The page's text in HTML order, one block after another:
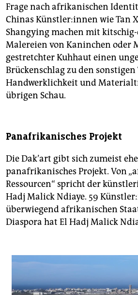
Frage nach afrikanischen
Chinas Künst­le­r:in­nen wie Tan
Shangying machen mit
Malereien von Kaninchen oder
gestretchter Kuhhaut einen
Brückenschlag zu den sonstigen
Handwerklichkeit und
übrigen Schau.
Panafrikanisches Projekt
Die Dak’art gibt sich zumeist
panafrikanisches Projekt. Von
Ressourcen“ spricht der
Hadj Malick Ndiaye. 59
überwiegend afrikanischen
Diaspora hat El Hadj Malick